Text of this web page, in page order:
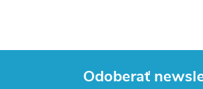
y
Odoberať